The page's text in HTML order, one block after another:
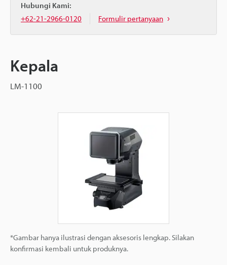
Hubungi Kami:
+62-21-2966-0120
Formulir pertanyaan
Kepala
LM-1100
*Gambar hanya ilustrasi dengan aksesoris lengkap. Silakan
konfirmasi kembali untuk produknya.